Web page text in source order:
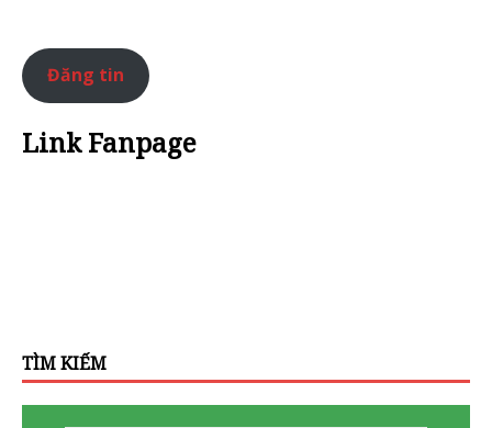
Đăng tin
Link Fanpage
TÌM KIẾM